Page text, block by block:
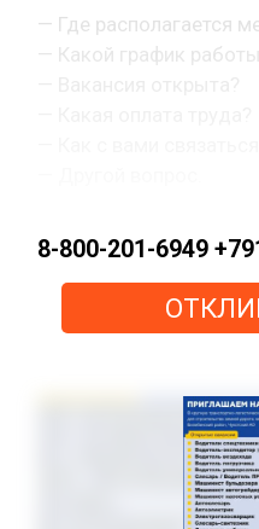
— Где располагается
— Какой график
8-800-201-6949